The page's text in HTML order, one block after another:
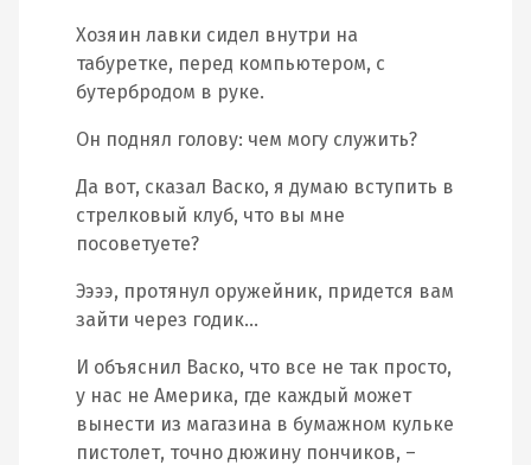
Хозяин лавки сидел внутри на
табуретке, перед компьютером, с
бутербродом в руке.
Он поднял голову: чем могу служить?
Да вот, сказал Васко, я думаю вступить в
стрелковый клуб, что вы мне
посоветуете?
Ээээ, протянул оружейник, придется вам
зайти через годик…
И объяснил Васко, что все не так просто,
у нас не Америка, где каждый может
вынести из магазина в бумажном кульке
пистолет, точно дюжину пончиков, –